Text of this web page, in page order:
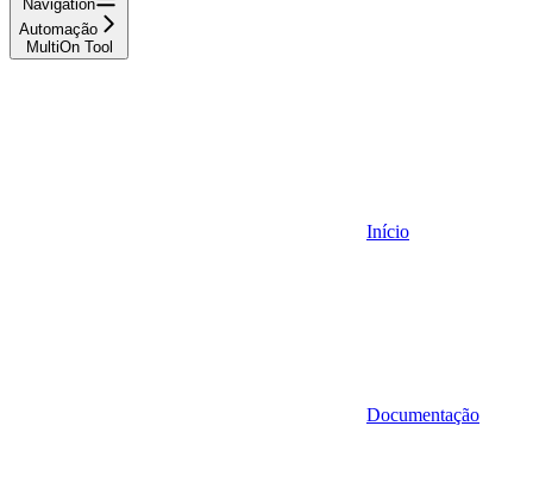
Navigation
Automação
MultiOn Tool
Início
Documentação